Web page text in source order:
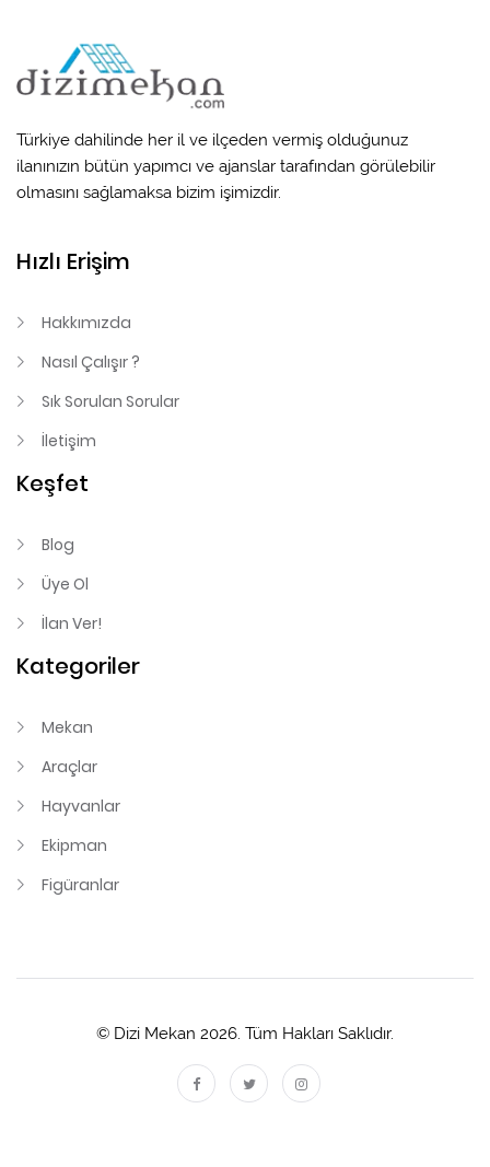
Türkiye dahilinde her il ve ilçeden vermiş olduğunuz
ilanınızın bütün yapımcı ve ajanslar tarafından görülebilir
olmasını sağlamaksa bizim işimizdir.
Hızlı Erişim
Hakkımızda
Nasıl Çalışır ?
Sık Sorulan Sorular
İletişim
Keşfet
Blog
Üye Ol
İlan Ver!
Kategoriler
Mekan
Araçlar
Hayvanlar
Ekipman
Figüranlar
© Dizi Mekan 2026. Tüm Hakları Saklıdır.